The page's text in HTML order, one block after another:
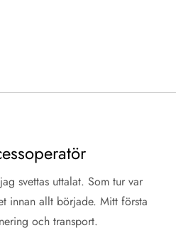
svettas uttalat. Som tur var
innan allt började. Mitt första
och transport.